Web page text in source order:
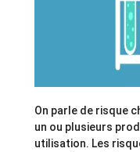
On parle de risque
un ou plusieurs
utilisation. Les